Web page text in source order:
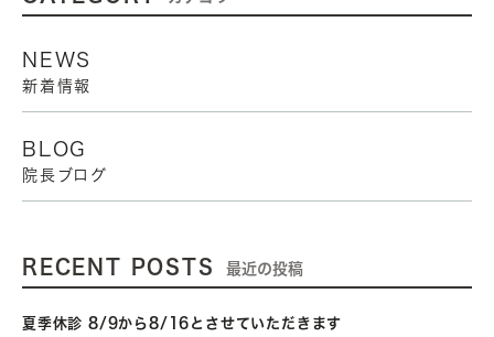
NEWS
新着情報
BLOG
院長ブログ
RECENT POSTS 最近の投稿
夏季休診 8/9から8/16とさせていただきます